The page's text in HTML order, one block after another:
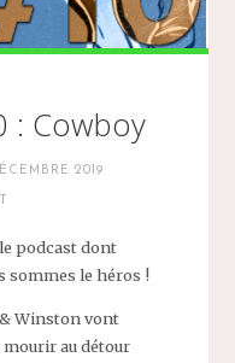
: Cowboy
2019
podcast dont
sommes le héros !
Winston vont
mourir au détour